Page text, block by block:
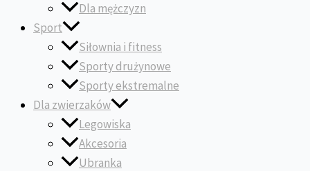
Dla mężczyzn
Sport
Siłownia i fitness
Sporty drużynowe
Sporty ekstremalne
Dla zwierzaków
Legowiska
Akcesoria
Ubranka